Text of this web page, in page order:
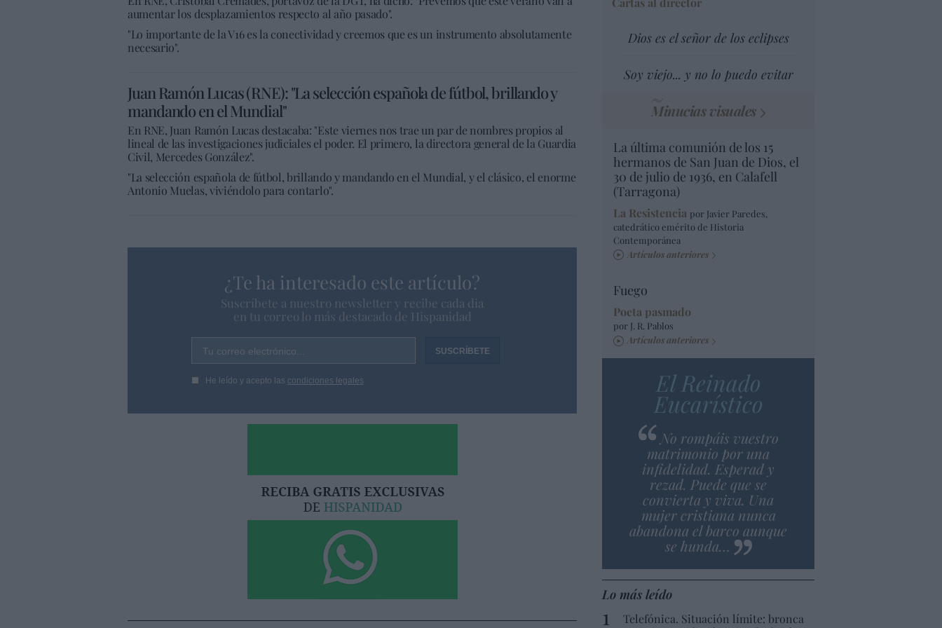
aumentar los desplazamientos respecto al año pasado".
"Lo importante de la V16 es la conectividad y creemos que es un instrumento absolutamente
necesario".
Juan Ramón Lucas (RNE): "La selección española de fútbol, brillando y
mandando en el Mundial"
En RNE, Juan Ramón Lucas destacaba: "Este viernes nos trae un par de nombres propios al
lineal de las investigaciones judiciales el poder. El primero, la directora general de la Guardia
Civil, Mercedes González".
"La selección española de fútbol, brillando y mandando en el Mundial, y el clásico, el enorme
Antonio Muelas, viviéndolo para contarlo".
¿Te ha interesado este artículo?
Suscríbete a nuestro newsletter y recibe cada dia
en tu correo lo más destacado de Hispanidad
Tu correo electrónico...
He leído y acepto las condiciones legales
Dios es el señor de los eclipses
Soy viejo... y no lo puedo evitar
Minucias visuales
La última comunión de los 15
hermanos de San Juan de Dios, el
30 de julio de 1936, en Calafell
(Tarragona)
La Resistencia por Javier Paredes,
catedrático emérito de Historia
Contemporánea
Artículos anteriores
Fuego
Poeta pasmado
por J. R. Pablos
Artículos anteriores
El Reinado
Eucarístico
No rompáis vuestro
matrimonio por una
infidelidad. Esperad y
rezad. Puede que se
convierta y viva. Una
mujer cristiana nunca
abandona el barco aunque
se hunda…
Lo más leído
Telefónica. Situación límite: bronca